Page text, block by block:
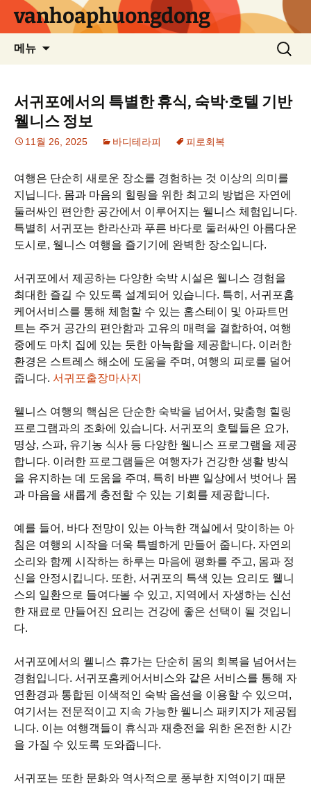
vanhoaphuongdong
메뉴
검
색:
서귀포에서의 특별한 휴식, 숙박·호텔 기반
웰니스 정보
11월 26, 2025 바디테라피 피로회복
여행은 단순히 새로운 장소를 경험하는 것 이상의 의미를
지닙니다. 몸과 마음의 힐링을 위한 최고의 방법은 자연에
둘러싸인 편안한 공간에서 이루어지는 웰니스 체험입니다.
특별히 서귀포는 한라산과 푸른 바다로 둘러싸인 아름다운
도시로, 웰니스 여행을 즐기기에 완벽한 장소입니다.
서귀포에서 제공하는 다양한 숙박 시설은 웰니스 경험을
최대한 즐길 수 있도록 설계되어 있습니다. 특히, 서귀포홈
케어서비스를 통해 체험할 수 있는 홈스테이 및 아파트먼
트는 주거 공간의 편안함과 고유의 매력을 결합하여, 여행
중에도 마치 집에 있는 듯한 아늑함을 제공합니다. 이러한
환경은 스트레스 해소에 도움을 주며, 여행의 피로를 덜어
줍니다. 서귀포출장마사지
웰니스 여행의 핵심은 단순한 숙박을 넘어서, 맞춤형 힐링
프로그램과의 조화에 있습니다. 서귀포의 호텔들은 요가,
명상, 스파, 유기농 식사 등 다양한 웰니스 프로그램을 제공
합니다. 이러한 프로그램들은 여행자가 건강한 생활 방식
을 유지하는 데 도움을 주며, 특히 바쁜 일상에서 벗어나 몸
과 마음을 새롭게 충전할 수 있는 기회를 제공합니다.
예를 들어, 바다 전망이 있는 아늑한 객실에서 맞이하는 아
침은 여행의 시작을 더욱 특별하게 만들어 줍니다. 자연의
소리와 함께 시작하는 하루는 마음에 평화를 주고, 몸과 정
신을 안정시킵니다. 또한, 서귀포의 특색 있는 요리도 웰니
스의 일환으로 들여다볼 수 있고, 지역에서 자생하는 신선
한 재료로 만들어진 요리는 건강에 좋은 선택이 될 것입니
다.
서귀포에서의 웰니스 휴가는 단순히 몸의 회복을 넘어서는
경험입니다. 서귀포홈케어서비스와 같은 서비스를 통해 자
연환경과 통합된 이색적인 숙박 옵션을 이용할 수 있으며,
여기서는 전문적이고 지속 가능한 웰니스 패키지가 제공됩
니다. 이는 여행객들이 휴식과 재충전을 위한 온전한 시간
을 가질 수 있도록 도와줍니다.
서귀포는 또한 문화와 역사적으로 풍부한 지역이기 때문